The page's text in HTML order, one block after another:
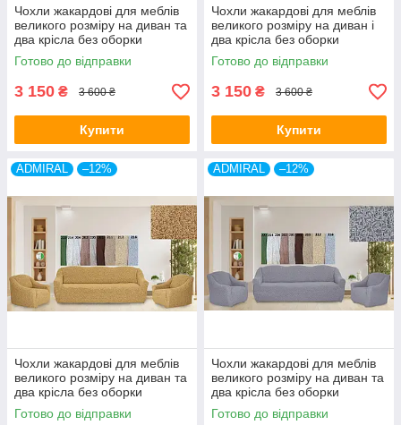
Чохли жакардові для меблів
великого розміру на диван та
два крісла без оборки
натяжні Venera капучино
Готово до відправки
3 150 ₴ 3 600 ₴
Купити
Чохли жакардові для меблів
великого розміру на диван і
два крісла без оборки
натяжні Venera молочний
Готово до відправки
3 150 ₴ 3 600 ₴
Купити
ADMIRAL –12%
Чохли жакардові для меблів
великого розміру на диван та
два крісла без оборки
натяжні Venera медовий
Готово до відправки
ADMIRAL –12%
Чохли жакардові для меблів
великого розміру на диван та
два крісла без оборки
натяжні Venera сірий
Готово до відправки